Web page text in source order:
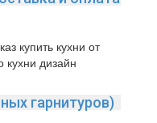
гарнитуров)